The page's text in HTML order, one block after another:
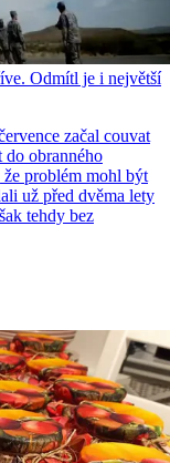
Odmítl je i největší
začal couvat
obranného
problém mohl být
už před dvěma lety
tehdy bez